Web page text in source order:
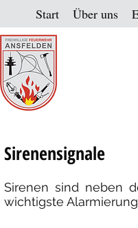
Start Über uns
Sirenensignale
Sirenen sind neben
wichtigste